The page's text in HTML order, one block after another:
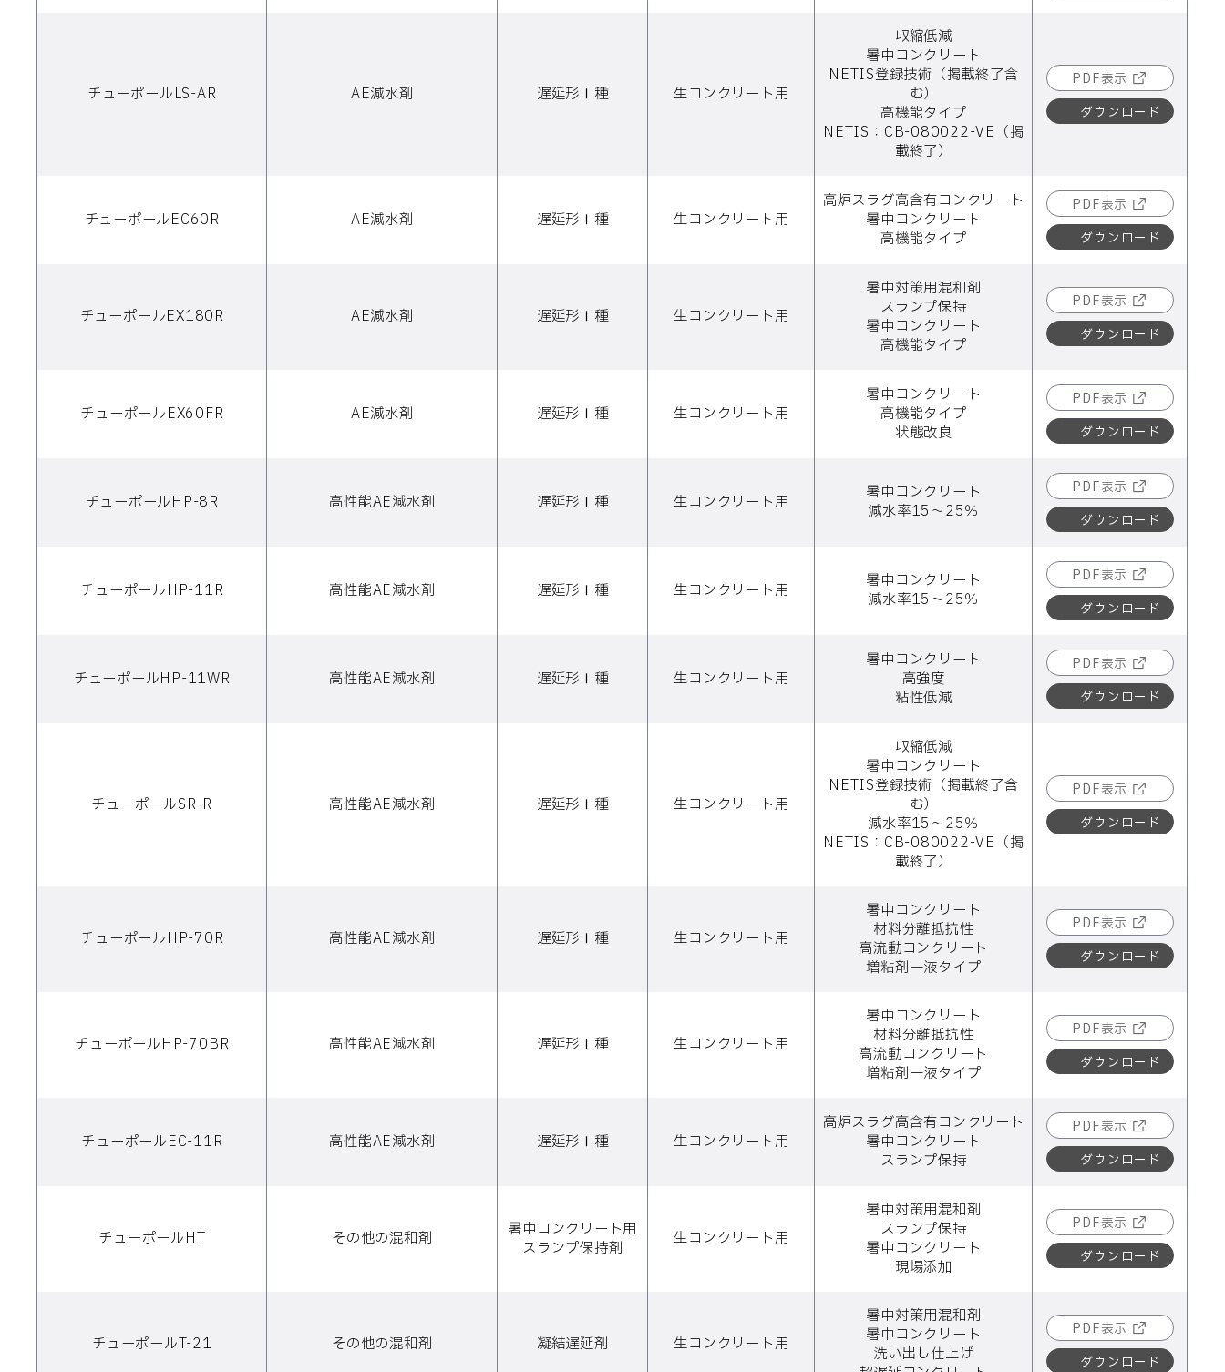
チューポールLS-AR AE減水剤 遅延形Ⅰ種 生コンクリート用
収縮低減
暑中コンクリート
NETIS登録技術（掲載終了含
む）
高機能タイプ
NETIS：CB-080022-VE（掲
載終了）
PDF表示
ダウンロード
チューポールEC60R AE減水剤 遅延形Ⅰ種 生コンクリート用
高炉スラグ高含有コンクリート
暑中コンクリート
高機能タイプ
PDF表示
ダウンロード
チューポールEX180R AE減水剤 遅延形Ⅰ種 生コンクリート用
暑中対策用混和剤
スランプ保持
暑中コンクリート
高機能タイプ
PDF表示
ダウンロード
チューポールEX60FR AE減水剤 遅延形Ⅰ種 生コンクリート用
暑中コンクリート
高機能タイプ
状態改良
PDF表示
ダウンロード
チューポールHP-8R 高性能AE減水剤 遅延形Ⅰ種 生コンクリート用
暑中コンクリート
減水率15～25％
PDF表示
ダウンロード
チューポールHP-11R 高性能AE減水剤 遅延形Ⅰ種 生コンクリート用
暑中コンクリート
減水率15～25％
PDF表示
ダウンロード
チューポールHP-11WR 高性能AE減水剤 遅延形Ⅰ種 生コンクリート用
暑中コンクリート
高強度
粘性低減
PDF表示
ダウンロード
チューポールSR-R 高性能AE減水剤 遅延形Ⅰ種 生コンクリート用
収縮低減
暑中コンクリート
NETIS登録技術（掲載終了含
む）
減水率15～25％
NETIS：CB-080022-VE（掲
載終了）
PDF表示
ダウンロード
チューポールHP-70R 高性能AE減水剤 遅延形Ⅰ種 生コンクリート用
暑中コンクリート
材料分離抵抗性
高流動コンクリート
増粘剤一液タイプ
PDF表示
ダウンロード
チューポールHP-70BR 高性能AE減水剤 遅延形Ⅰ種 生コンクリート用
暑中コンクリート
材料分離抵抗性
高流動コンクリート
増粘剤一液タイプ
PDF表示
ダウンロード
チューポールEC-11R 高性能AE減水剤 遅延形Ⅰ種 生コンクリート用
高炉スラグ高含有コンクリート
暑中コンクリート
スランプ保持
PDF表示
ダウンロード
チューポールHT その他の混和剤
暑中コンクリート用
スランプ保持剤
生コンクリート用
暑中対策用混和剤
スランプ保持
暑中コンクリート
現場添加
PDF表示
ダウンロード
チューポールT-21 その他の混和剤 凝結遅延剤 生コンクリート用
暑中対策用混和剤
暑中コンクリート
洗い出し仕上げ
PDF表示
ダウンロード